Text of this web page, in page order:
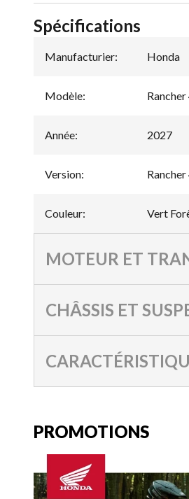
Spécifications
Manufacturier: Honda
Modèle:
Année: 2027
Version:
Couleur: Vert
MOTEUR ET
CHÂSSIS ET
PROMOTIONS